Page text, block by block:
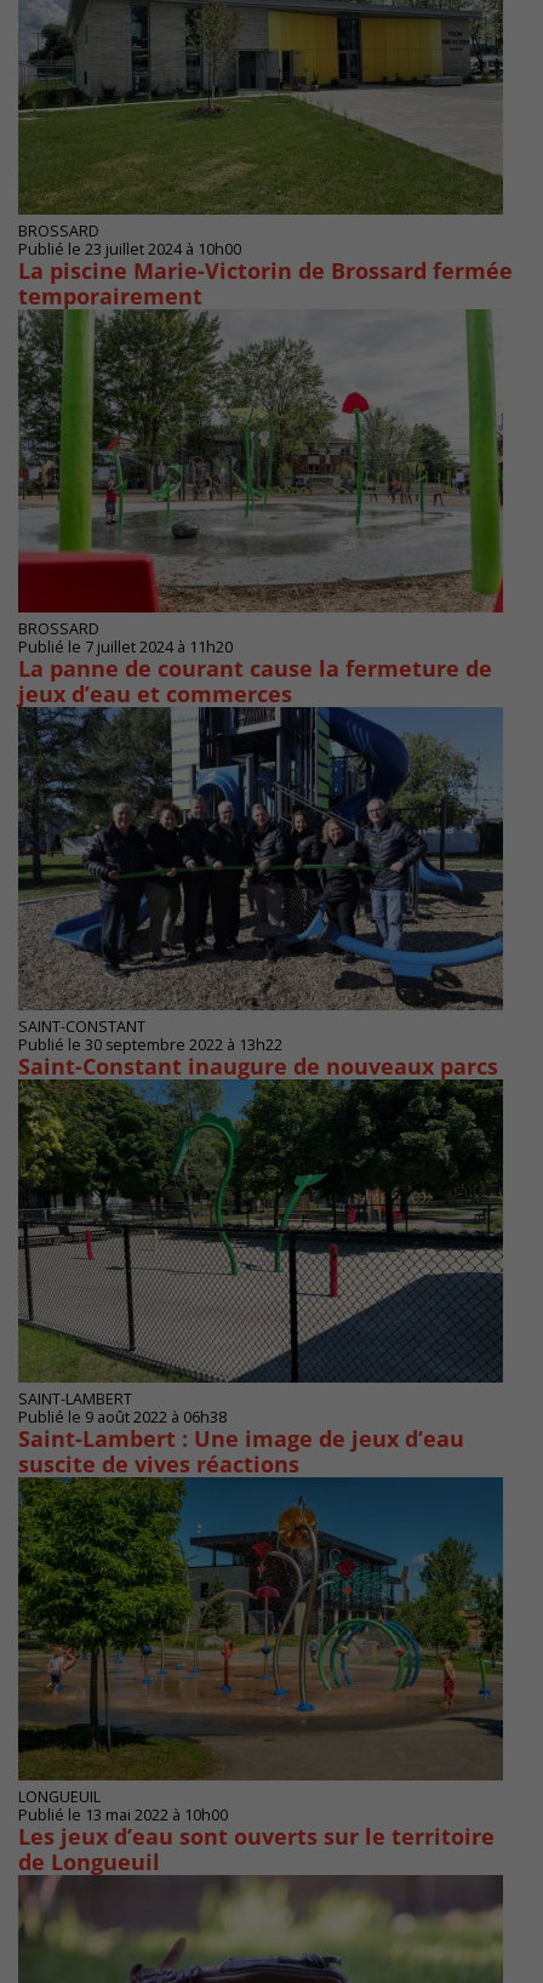
BROSSARD
Publié le 23 juillet 2024 à 10h00
La piscine Marie-Victorin de Brossard fermée
temporairement
BROSSARD
Publié le 7 juillet 2024 à 11h20
La panne de courant cause la fermeture de
jeux d’eau et commerces
SAINT-CONSTANT
Publié le 30 septembre 2022 à 13h22
Saint-Constant inaugure de nouveaux parcs
SAINT-LAMBERT
Publié le 9 août 2022 à 06h38
Saint-Lambert : Une image de jeux d’eau
suscite de vives réactions
LONGUEUIL
Publié le 13 mai 2022 à 10h00
Les jeux d’eau sont ouverts sur le territoire
de Longueuil